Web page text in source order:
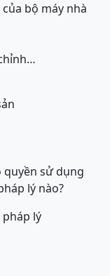
bộ máy nhà
quyền sử dụng
lý nào?
pháp lý